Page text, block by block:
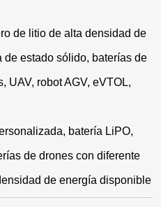
de litio de alta densidad de
estado sólido, baterías de
UAV, robot AGV, eVTOL,
batería LiPO,
de drones con diferente
de energía disponible